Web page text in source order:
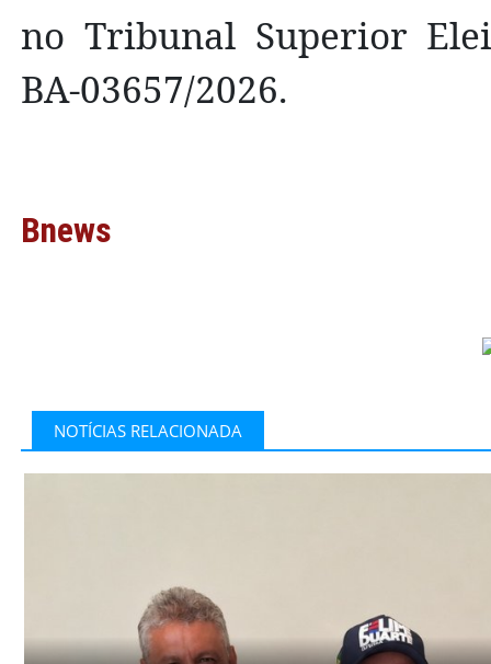
no Tribunal Superior
BA-03657/2026.
Bnews
NOTÍCIAS RELACIONADA